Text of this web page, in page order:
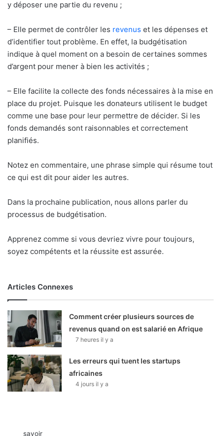
y déposer une partie du revenu ;
– Elle permet de contrôler les revenus et les dépenses et
d’identifier tout problème. En effet, la budgétisation
indique à quel moment on a besoin de certaines sommes
d’argent pour mener à bien les activités ;
– Elle facilite la collecte des fonds nécessaires à la mise en
place du projet. Puisque les donateurs utilisent le budget
comme une base pour leur permettre de décider. Si les
fonds demandés sont raisonnables et correctement
planifiés.
Notez en commentaire, une phrase simple qui résume tout
ce qui est dit pour aider les autres.
Dans la prochaine publication, nous allons parler du
processus de budgétisation.
Apprenez comme si vous devriez vivre pour toujours,
soyez compétents et la réussite est assurée.
Articles Connexes
Comment créer plusieurs sources de
revenus quand on est salarié en Afrique
7 heures il y a
Les erreurs qui tuent les startups
africaines
4 jours il y a
savoir